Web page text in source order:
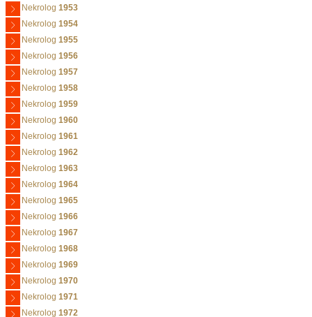
Nekrolog 1953
Nekrolog 1954
Nekrolog 1955
Nekrolog 1956
Nekrolog 1957
Nekrolog 1958
Nekrolog 1959
Nekrolog 1960
Nekrolog 1961
Nekrolog 1962
Nekrolog 1963
Nekrolog 1964
Nekrolog 1965
Nekrolog 1966
Nekrolog 1967
Nekrolog 1968
Nekrolog 1969
Nekrolog 1970
Nekrolog 1971
Nekrolog 1972